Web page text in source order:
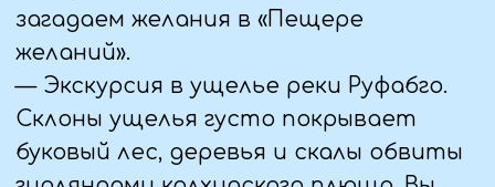
•зонтик/дождевик (на случай дождя);
•непродуваемая курточка/ жилетка и
тд.
•флисовая кофта (или любая
толстовка)
•головной убор — кепка, шапка, баф и
тд.).
•брюки/легинсы;